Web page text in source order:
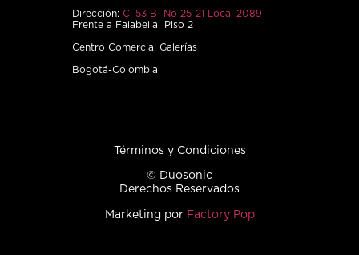
Dirección: Cl 53 B No 25-21 Local 2089
Frente a Falabella Piso 2
Centro Comercial Galerías
Bogotá-Colombia
Términos y Condiciones
© Duosonic
Derechos Reservados
Marketing por Factory Pop